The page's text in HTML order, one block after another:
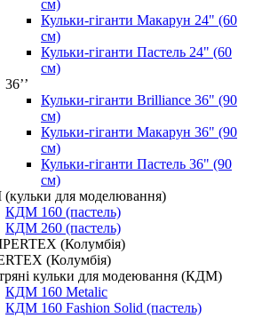
см)
Кульки-гіганти Макарун 24" (60
см)
Кульки-гіганти Пастель 24" (60
см)
36’’
Кульки-гіганти Brilliance 36" (90
см)
Кульки-гіганти Макарун 36" (90
см)
Кульки-гіганти Пастель 36" (90
см)
для моделювання)
КДМ 160 (пастель)
КДМ 260 (пастель)
(Колумбія)
кульки для модеювання (КДМ)
КДМ 160 Metalic
КДМ 160 Fashion Solid (пастель)